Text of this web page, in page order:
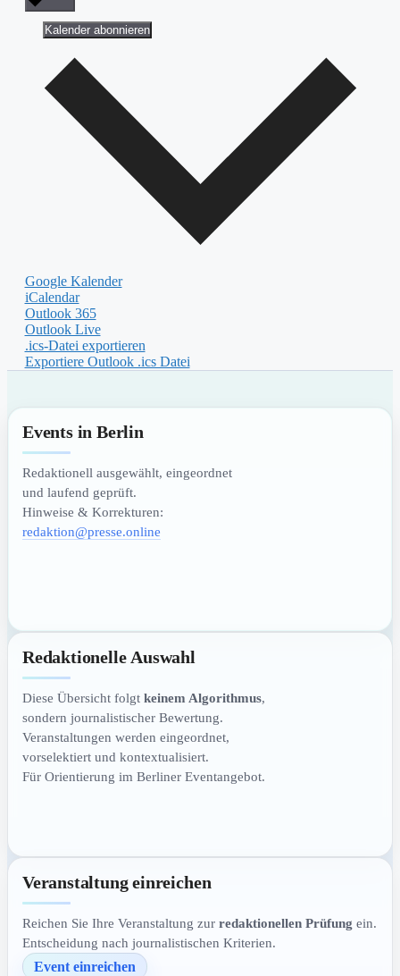
Kalender abonnieren
Google Kalender
iCalendar
Outlook 365
Outlook Live
.ics-Datei exportieren
Exportiere Outlook .ics Datei
Events in Berlin
Redaktionell ausgewählt, eingeordnet
und laufend geprüft.
Hinweise & Korrekturen:
redaktion@presse.online
Redaktionelle Auswahl
Diese Übersicht folgt keinem Algorithmus,
sondern journalistischer Bewertung.
Veranstaltungen werden eingeordnet,
vorselektiert und kontextualisiert.
Für Orientierung im Berliner Eventangebot.
Veranstaltung einreichen
Reichen Sie Ihre Veranstaltung zur redaktionellen Prüfung ein.
Entscheidung nach journalistischen Kriterien.
Event einreichen